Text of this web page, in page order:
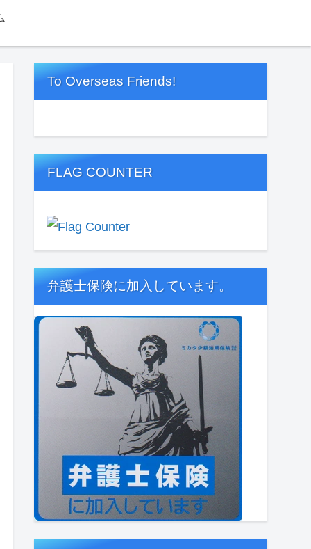
To Overseas Friends!
FLAG COUNTER
弁護士保険に加入しています。